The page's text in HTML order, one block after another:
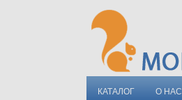
КАТАЛОГ О НАС